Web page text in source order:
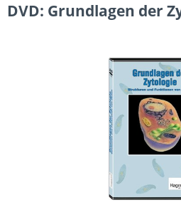
DVD: Grundlagen der